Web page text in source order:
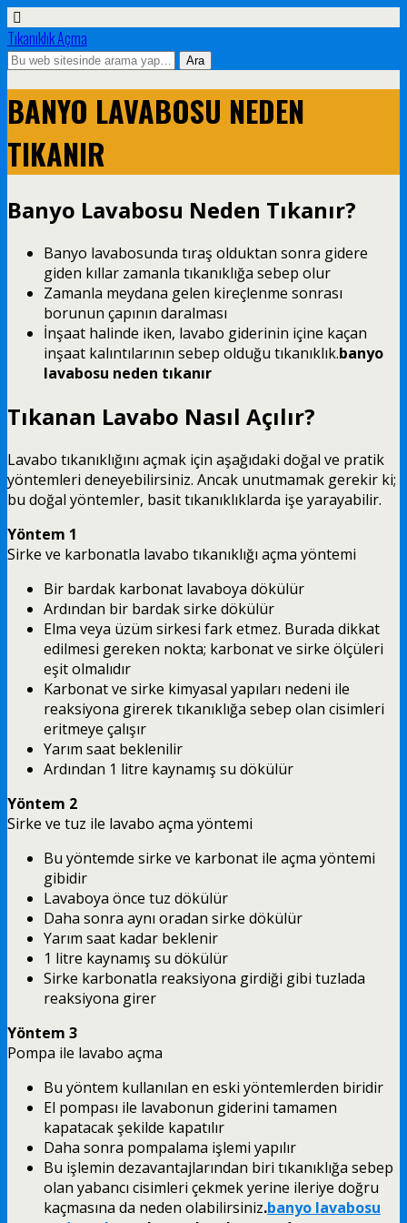
Tıkanıklık Açma
BANYO LAVABOSU NEDEN
TIKANIR
Banyo Lavabosu Neden Tıkanır?
Banyo lavabosunda tıraş olduktan sonra gidere
giden kıllar zamanla tıkanıklığa sebep olur
Zamanla meydana gelen kireçlenme sonrası
borunun çapının daralması
İnşaat halinde iken, lavabo giderinin içine kaçan
inşaat kalıntılarının sebep olduğu tıkanıklık.banyo
lavabosu neden tıkanır
Tıkanan Lavabo Nasıl Açılır?
Lavabo tıkanıklığını açmak için aşağıdaki doğal ve pratik
yöntemleri deneyebilirsiniz. Ancak unutmamak gerekir ki;
bu doğal yöntemler, basit tıkanıklıklarda işe yarayabilir.
Yöntem 1
Sirke ve karbonatla lavabo tıkanıklığı açma yöntemi
Bir bardak karbonat lavaboya dökülür
Ardından bir bardak sirke dökülür
Elma veya üzüm sirkesi fark etmez. Burada dikkat
edilmesi gereken nokta; karbonat ve sirke ölçüleri
eşit olmalıdır
Karbonat ve sirke kimyasal yapıları nedeni ile
reaksiyona girerek tıkanıklığa sebep olan cisimleri
eritmeye çalışır
Yarım saat beklenilir
Ardından 1 litre kaynamış su dökülür
Yöntem 2
Sirke ve tuz ile lavabo açma yöntemi
Bu yöntemde sirke ve karbonat ile açma yöntemi
gibidir
Lavaboya önce tuz dökülür
Daha sonra aynı oradan sirke dökülür
Yarım saat kadar beklenir
1 litre kaynamış su dökülür
Sirke karbonatla reaksiyona girdiği gibi tuzlada
reaksiyona girer
Yöntem 3
Pompa ile lavabo açma
Bu yöntem kullanılan en eski yöntemlerden biridir
El pompası ile lavabonun giderini tamamen
kapatacak şekilde kapatılır
Daha sonra pompalama işlemi yapılır
Bu işlemin dezavantajlarından biri tıkanıklığa sebep
olan yabancı cisimleri çekmek yerine ileriye doğru
kaçmasına da neden olabilirsiniz.banyo lavabosu